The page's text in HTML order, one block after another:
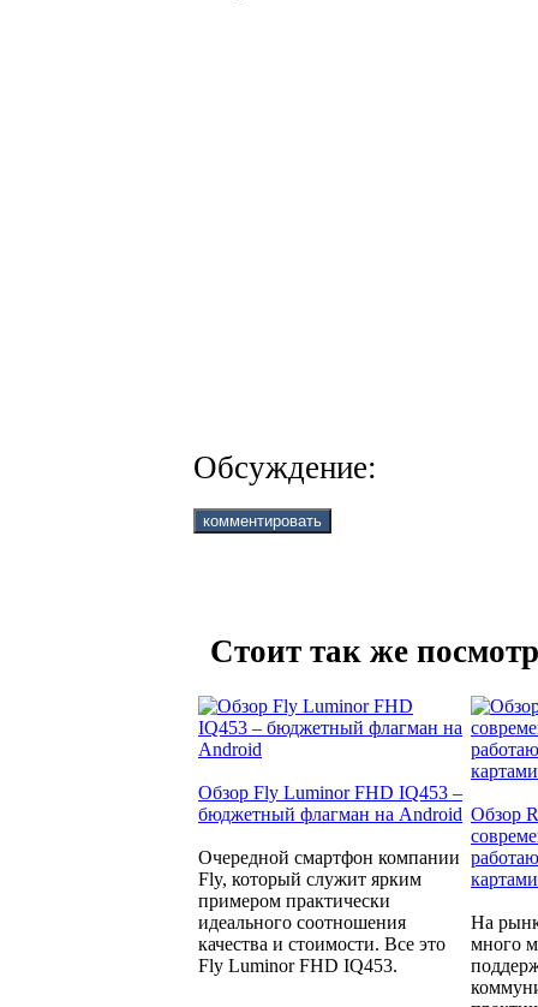
Обсуждение:
Стоит так же
Обзор Fly Luminor FHD IQ453 –
бюджетный флагман на Android
Очередной смартфон компании
Fly, который служит ярким
примером практически
идеального соотношения
качества и стоимости. Все это
Fly Luminor FHD IQ453.
Обзор
картами
На
много